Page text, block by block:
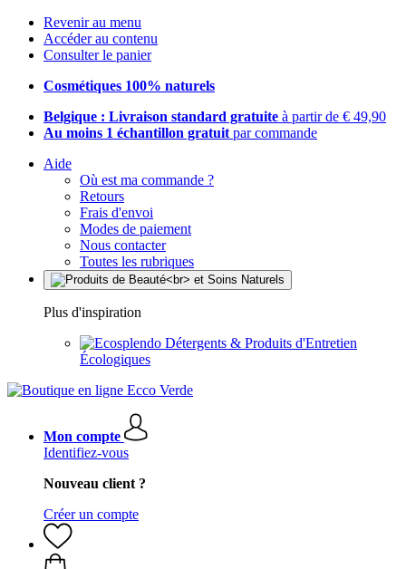
Revenir au menu
Accéder au contenu
Consulter le panier
Cosmétiques 100% naturels
Belgique : Livraison standard gratuite à partir de € 49,90
Au moins 1 échantillon gratuit par commande
Aide
Où est ma commande ?
Retours
Frais d'envoi
Modes de paiement
Nous contacter
Toutes les rubriques
Plus d'inspiration
Détergents & Produits d'Entretien
Écologiques
Mon compte
Identifiez-vous
Nouveau client ?
Créer un compte